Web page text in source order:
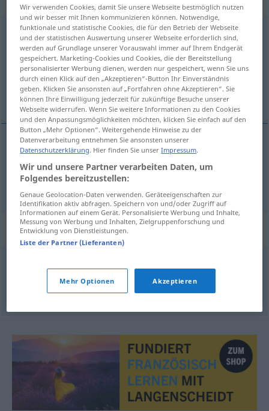
Hauptfigur f
Übersicht aller Übersetzungen
(Für mehr Details die Übersetzung anklicken/antippen)
personnage principal, protagoniste
personnageprincipal Hauptfigura.
protagonistem/f Hauptfigur
Synonyme für "Hauptfigur"
Hauptrolle,Hauptperson,Protagonist
Wir verwenden Cookies, damit Sie unsere Webseite bestmöglich nutzen
und wir besser mit Ihnen kommunizieren können. Notwendige,
funktionale und statistische Cookies, die für den Betrieb der Webseite
und der statistischen Auswertung unserer Webseite erforderlich sind,
werden auf Grundlage unserer Vorauswahl immer auf Ihrem Endgerät
gespeichert. Marketing-Cookies und Cookies, die der Bereitstellung
personalisierter Werbung dienen, werden nur gespeichert, wenn Sie uns
durch einen Klick auf den „Akzeptieren“-Button Ihr Einverständnis
geben. Klicken Sie ansonsten auf „Fortfahren ohne Akzeptieren“. Sie
können Ihre Einwilligung jederzeit für zukünftige Besuche unserer
Webseite widerrufen. Wenn Sie weitere Informationen zu den Cookies
und den Anpassungsmöglichkeiten möchten, klicken Sie einfach auf den
Button „Mehr Optionen“. Weitergehende Hinweise zu der
Datenverarbeitung entnehmen Sie ansonsten unserer
Datenschutzerklärung. Hier finden Sie unserImpressum.
Wir und unsere Partner verarbeiten Daten, um
Folgendes bereitzustellen:
Genaue Geolocation-Daten verwenden. Geräteeigenschaften zur
Identifikation aktiv abfragen. Speichern von und/oder Zugriff auf
Informationen auf einem Gerät. Personalisierte Werbung und Inhalte,
Messung von Werbung und Inhalten, Zielgruppenforschung und
Entwicklung von Dienstleistungen.
Liste der Partner (Lieferanten)
Mehr Optionen Akzeptieren